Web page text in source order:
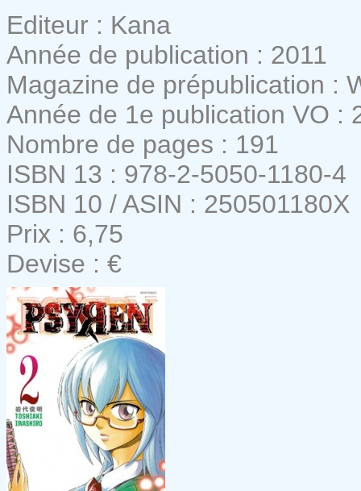
Editeur : Kana
Année de publication : 2011
Magazine de prépublication :
Année de 1e publication VO :
Nombre de pages : 191
ISBN 13 : 978-2-5050-1180-4
ISBN 10 / ASIN : 250501180X
Prix : 6,75
Devise : €